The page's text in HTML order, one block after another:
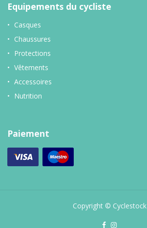
Equipements du cycliste
Casques
Chaussures
Protections
Vêtements
Accessoires
Nutrition
Paiement
Copyright © Cyclestock